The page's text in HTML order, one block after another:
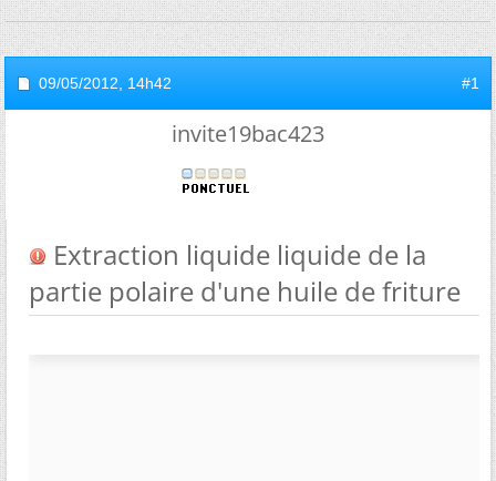
09/05/2012, 14h42 #1
invite19bac423
Extraction liquide liquide de la
partie polaire d'une huile de friture